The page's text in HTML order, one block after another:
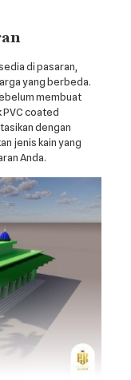
di pasaran,
yang berbeda.
membuat
coated
dengan
jenis kain yang
Anda.